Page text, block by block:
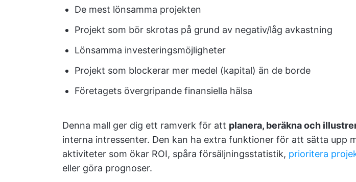
De mest lönsamma projekten
Projekt som bör skrotas på grund av negativ/låg avkastning
Lönsamma investeringsmöjligheter
Projekt som blockerar mer medel (kapital) än de borde
Företagets övergripande finansiella hälsa
Denna mall ger dig ett ramverk för att planera, beräkna och
interna intressenter. Den kan ha extra funktioner för att sätta upp
aktiviteter som ökar ROI, spåra försäljningsstatistik, prioritera
eller göra prognoser.